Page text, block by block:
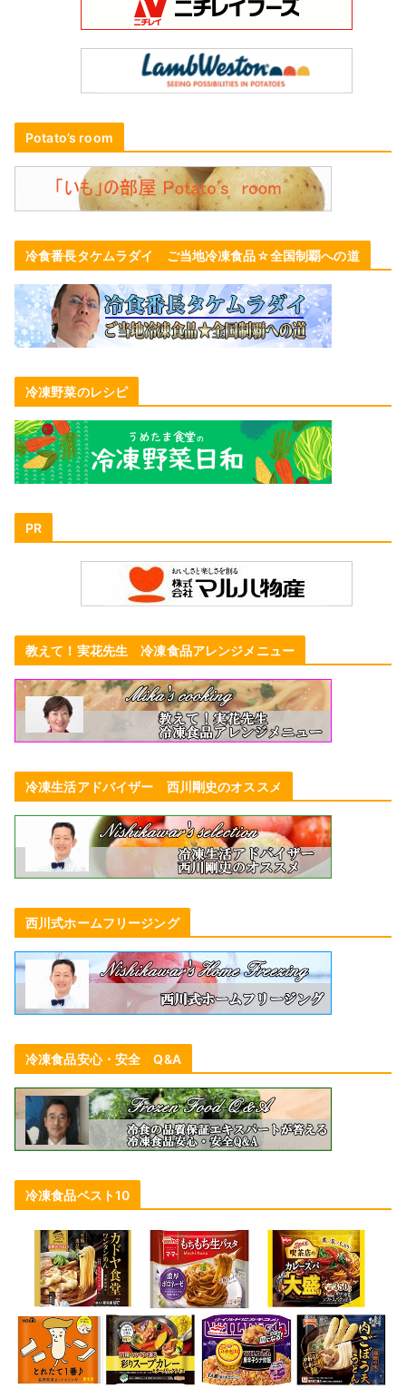
Potato’s room
冷食番長タケムラダイ ご当地冷凍食品☆全国制覇への道
冷凍野菜のレシピ
PR
教えて！実花先生 冷凍食品アレンジメニュー
冷凍生活アドバイザー 西川剛史のオススメ
西川式ホームフリージング
冷凍食品安心・安全 Q&A
冷凍食品ベスト10